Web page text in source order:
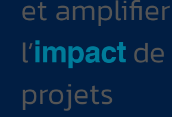
et amplifier
l’impact de
projets